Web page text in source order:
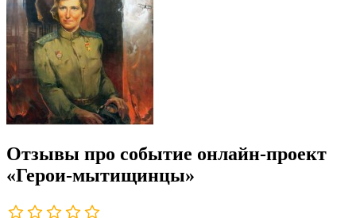
Отзывы про событие онлайн-проект
«Герои-мытищинцы»